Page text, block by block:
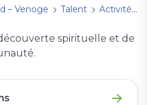
– Venoge Talent Activités
spirituelle et de